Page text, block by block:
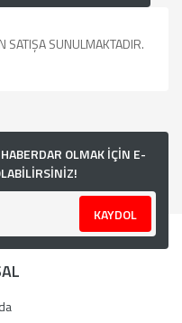
SATIŞA SUNULMAKTADIR.
OLMAK İÇİN E-
KAYDOL